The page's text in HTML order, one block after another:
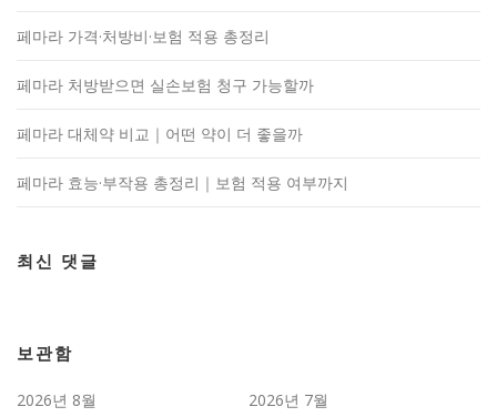
페마라 가격·처방비·보험 적용 총정리
페마라 처방받으면 실손보험 청구 가능할까
페마라 대체약 비교｜어떤 약이 더 좋을까
페마라 효능·부작용 총정리｜보험 적용 여부까지
최신 댓글
보관함
2026년 8월 2026년 7월